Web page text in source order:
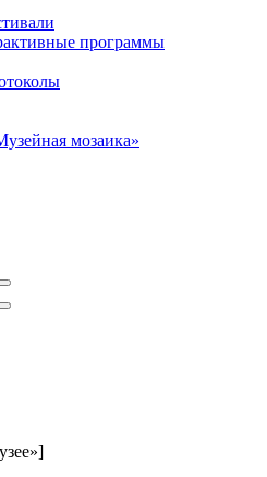
программы
мозаика»
Поиск
Поиск